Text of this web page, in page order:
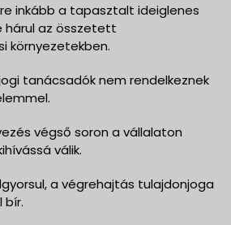
inkább a tapasztalt ideiglenes
hárul az összetett
környezetekben.
tanácsadók nem rendelkeznek
végső soron a vállalaton
válik.
a végrehajtás tulajdonjoga
bír.